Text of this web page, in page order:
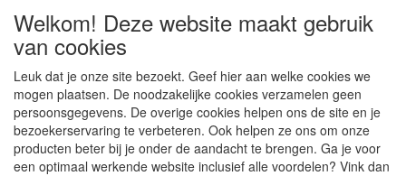
E-mail: info@smitsound.nl
Telefoon: +31-(0)6-22256322
Bestellingen binnen Nederland, ongeacht gewicht, verstuurd
voor € 6,95
Prijzen inclusief 21% BTW, tenzij anders vermeldt
Welkom! Deze website maakt gebruik
van cookies
Leuk dat je onze site bezoekt. Geef hier aan welke cookies we
mogen plaatsen. De noodzakelijke cookies verzamelen geen
persoonsgegevens. De overige cookies helpen ons de site en je
bezoekerservaring te verbeteren. Ook helpen ze ons om onze
producten beter bij je onder de aandacht te brengen. Ga je voor
een optimaal werkende website inclusief alle voordelen? Vink dan